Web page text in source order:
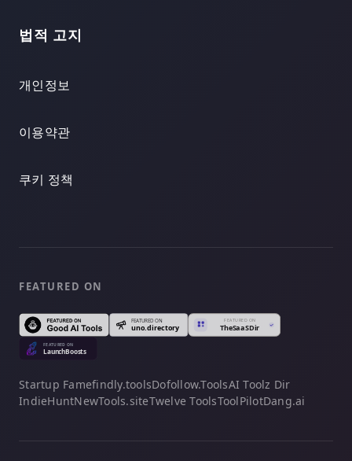
법적 고지
개인정보
이용약관
쿠키 정책
FEATURED ON
Startup Famefindly.toolsDofollow.ToolsAI Toolz Dir
IndieHuntNewTools.siteTwelve ToolsToolPilotDang.ai